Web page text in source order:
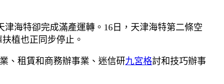
海特卻完成滿產運轉。16日，天津海特第二條空
植也正同步停止。
、租賃和商務辦事業、迷信研九宮格討和技巧辦事